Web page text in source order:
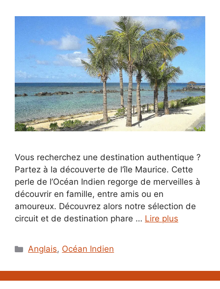
Vous recherchez une destination authentique ?
Partez à la découverte de l’île Maurice. Cette
perle de l’Océan Indien regorge de merveilles à
découvrir en famille, entre amis ou en
amoureux. Découvrez alors notre sélection de
circuit et de destination phare … Lire plus
Catégories
Anglais, Océan Indien